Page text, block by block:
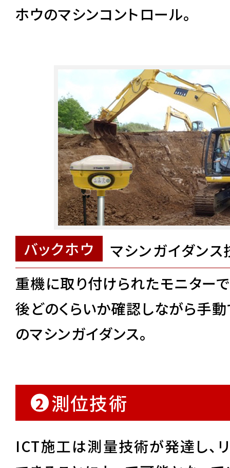
ホウのマシンコントロール。
バックホウ
マシンガイダンス
重機に取り付けられたモニター
後どのくらいか確認しながら手
のマシンガイダンス。
2 測位技術
ICT施工は測量技術が発達し、